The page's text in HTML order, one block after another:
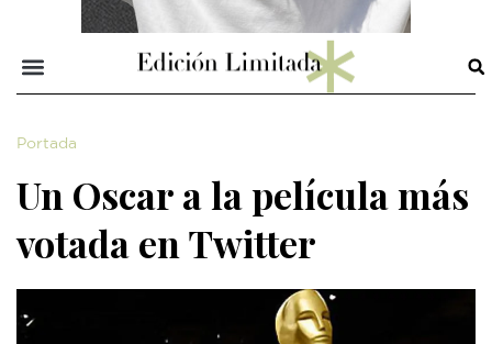
Portada
Un Oscar a la película más
votada en Twitter